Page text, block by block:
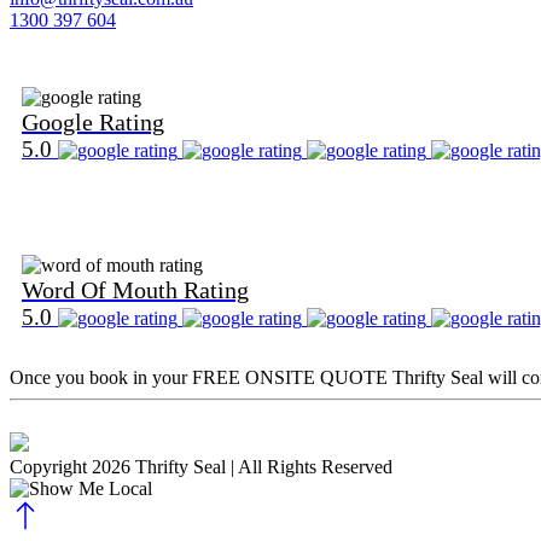
1300 397 604
Google Rating
5.0
Word Of Mouth Rating
5.0
Once you book in yourFREE ONSITE QUOTE Thrifty Seal will
Copyright 2026 Thrifty Seal | All Rights Reserved